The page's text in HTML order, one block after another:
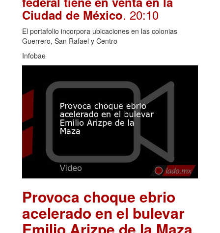
Ciudad de México. 20:10
El portafolio incorpora ubicaciones en las colonias
Guerrero, San Rafael y Centro
Infobae
Provoca choque ebrio
acelerado en el bulevar